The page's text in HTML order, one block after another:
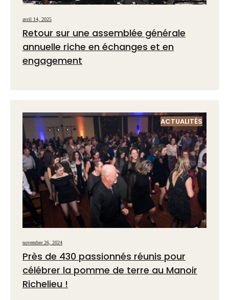
avril 14, 2025
Retour sur une assemblée générale
annuelle riche en échanges et en
engagement
ACTUALITÉS
novembre 26, 2024
Près de 430 passionnés réunis pour
célébrer la pomme de terre au Manoir
Richelieu !